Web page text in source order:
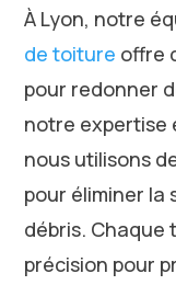
À Lyon, notre
de toiture offre
pour redonner
notre expertise
nous utilisons
pour éliminer la
débris. Chaque
précision pour